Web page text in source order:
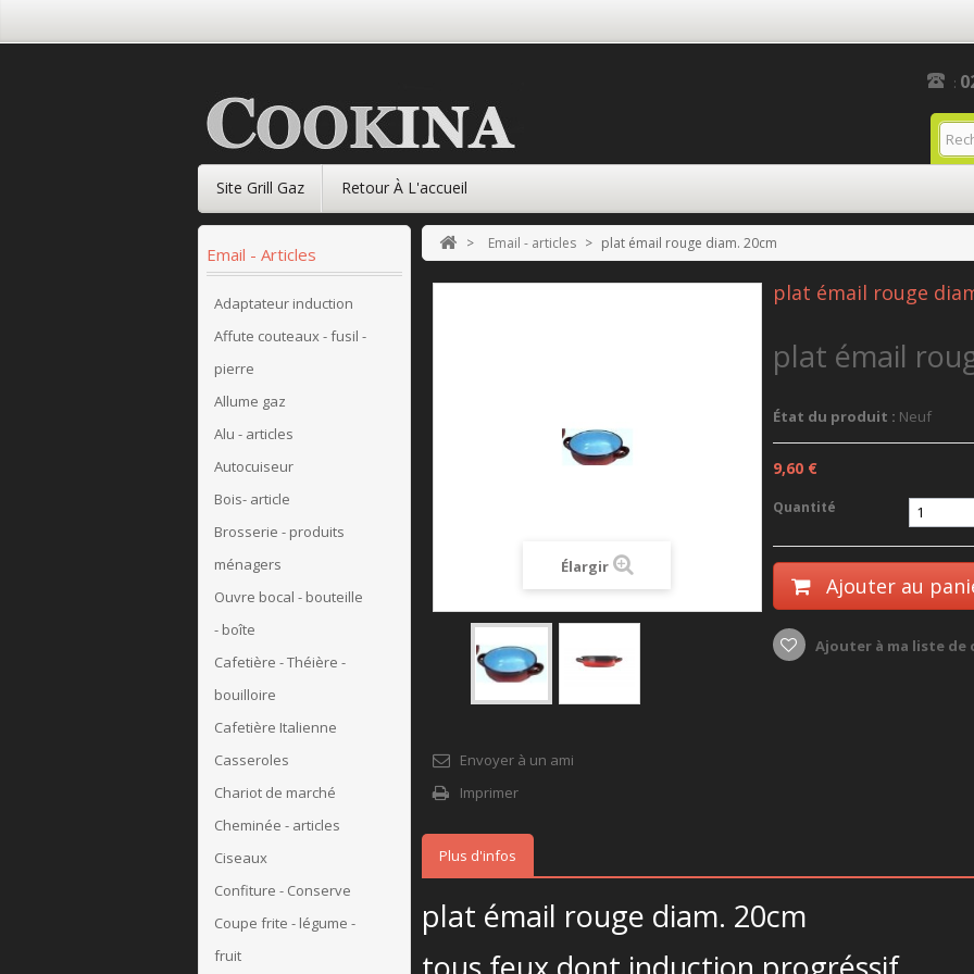
:
Site Grill Gaz Retour À L'accueil
Email - Articles
Adaptateur induction
Affute couteaux - fusil -
pierre
Allume gaz
Alu - articles
Autocuiseur
Bois- article
Brosserie - produits
ménagers
Ouvre bocal - bouteille
- boîte
Cafetière - Théière -
bouilloire
Cafetière Italienne
Casseroles
Chariot de marché
Cheminée - articles
Ciseaux
Confiture - Conserve
Coupe frite - légume -
fruit
> Email - articles > plat émail rouge diam. 20cm
Élargir
Envoyer à un ami
Imprimer
plat émail rouge
plat émail
État du produit : Neuf
9,60 €
Quantité
Ajouter au
Ajouter à ma liste de
Plus d'infos
plat émail rouge diam. 20cm